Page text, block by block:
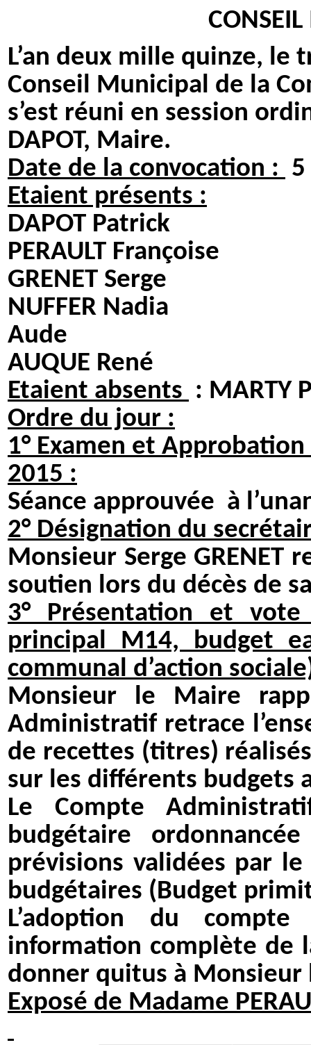
L’an deux mille quinze,
Conseil Municipal de la
s’est réuni en session
DAPOT, Maire.
Date de la convocation :
Etaient présents :
DAPOT Patrick
PERAULT
GRENET Serge
NUFFER Nadia
Aude
AUQUE René
Etaient absents : MARTY
Ordre du jour :
1° Examen et
2015 :
Séance approuvée à
2° Désignation du
Monsieur Serge GRENET
soutien lors du décès de
3° Présentation et
principal M14, budget
communal d’action
Monsieur le Maire
Administratif retrace
de recettes (titres)
sur les différents budgets
Le Compte
budgétaire
prévisions validées par
budgétaires (Budget
L’adoption du
information complète de
donner quitus à Monsieur
Exposé de Madame